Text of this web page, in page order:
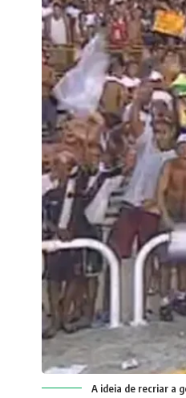
A ideia de recriar a